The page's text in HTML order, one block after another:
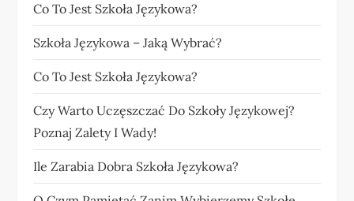
Co To Jest Szkoła Językowa?
Szkoła Językowa – Jaką Wybrać?
Co To Jest Szkoła Językowa?
Czy Warto Uczęszczać Do Szkoły Językowej?
Poznaj Zalety I Wady!
Ile Zarabia Dobra Szkoła Językowa?